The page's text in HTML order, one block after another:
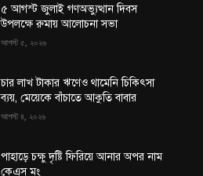
৫ আগস্ট জুলাই গণঅভ্যুত্থান দিবস
উপলক্ষে রুমায় আলোচনা সভা
আগস্ট ৫, ২০২৬
চার লাখ টাকার ঋণেও থামেনি চিকিৎসা
ব্যয়, মেয়েকে বাঁচাতে আকুতি বাবার
আগস্ট ৪, ২০২৬
পাহাড়ে চক্ষু দৃষ্টি ফিরিয়ে আনার অপর নাম
কেএস মং